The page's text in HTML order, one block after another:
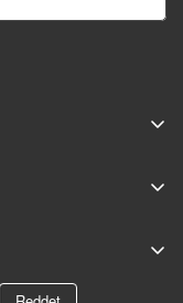
Okumak
Çerezler ve ilgili